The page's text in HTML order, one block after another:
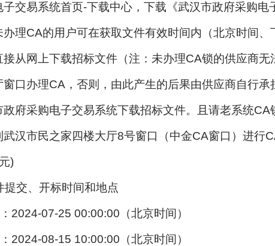
交易系统首页-下载中心，下载《武汉市政府采购电
理CA的用户可在获取文件有效时间内（北京时间
从网上下载招标文件（注：未办理CA锁的供应商
口办理CA，否则，由此产生的后果由供应商自行
政府采购电子交易系统下载招标文件。且请老系统
汉市民之家四楼大厅8号窗口（中金CA窗口）进行
)
提交、开标时间和地点
2024-07-25 00:00:00（北京时间）
2024-08-15 10:00:00（北京时间）